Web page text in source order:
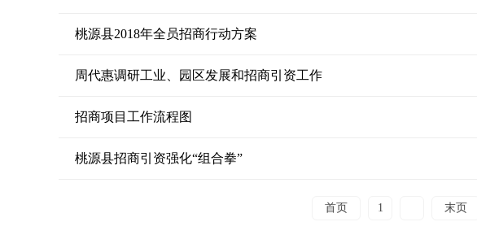
桃源县2018年全员招商行动方案
周代惠调研工业、园区发展和招商引资工作
招商项目工作流程图
桃源县招商引资强化“组合拳”
首页 1 末页